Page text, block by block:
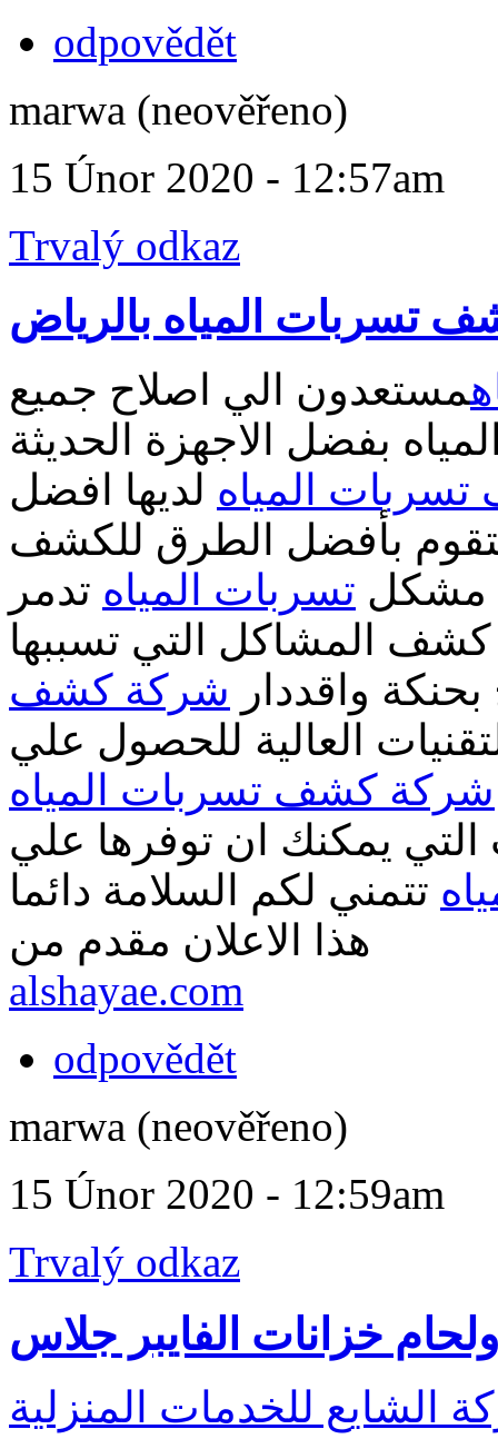
odpovědět
marwa (neověřeno)
15 Únor 2020 - 12:57am
Trvalý odkaz
تسربات المياه بالرياض
مستعدون الي اصلاح جميع
بفضل الاجهزة الحديثة
المياه لديها افضل
لتقوم بأفضل الطرق للكشف
مشكل تسربات المياه تدمر
كشف المشاكل التي تسببها
واقددار شركة كشف
العالية للحصول علي
شركة كشف تسربات المياه
يمكنك ان توفرها علي
تتمني لكم السلامة دائما
هذا الاعلان مقدم من
alshayae.com
odpovědět
marwa (neověřeno)
15 Únor 2020 - 12:59am
Trvalý odkaz
خزانات الفايبر جلاس